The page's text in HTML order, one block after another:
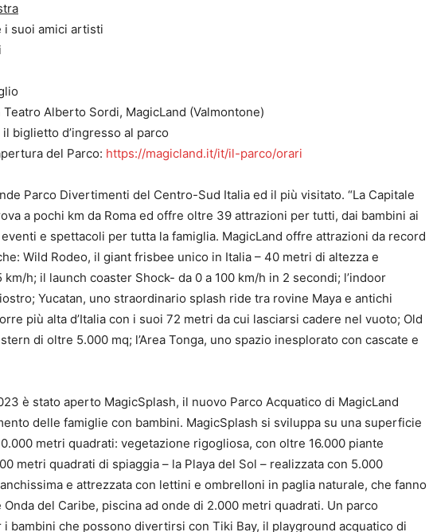
suoi amici artisti
Teatro Alberto Sordi, MagicLand (Valmontone)
biglietto d’ingresso al parco
del Parco: https://magicland.it/it/il-parco/orari
Parco Divertimenti del Centro-Sud Italia ed il più visitato. “La Capitale
a pochi km da Roma ed offre oltre 39 attrazioni per tutti, dai bambini ai
e spettacoli per tutta la famiglia. MagicLand offre attrazioni da record
Wild Rodeo, il giant frisbee unico in Italia – 40 metri di altezza e
km/h; il launch coaster Shock- da 0 a 100 km/h in 2 secondi; l’indoor
Yucatan, uno straordinario splash ride tra rovine Maya e antichi
più alta d’Italia con i suoi 72 metri da cui lasciarsi cadere nel vuoto; Old
di oltre 5.000 mq; l’Area Tonga, uno spazio inesplorato con cascate e
è stato aperto MagicSplash, il nuovo Parco Acquatico di MagicLand
delle famiglie con bambini. MagicSplash si sviluppa su una superficie
metri quadrati: vegetazione rigogliosa, con oltre 16.000 piante
metri quadrati di spiaggia – la Playa del Sol – realizzata con 5.000
e attrezzata con lettini e ombrelloni in paglia naturale, che fanno
del Caribe, piscina ad onde di 2.000 metri quadrati. Un parco
bambini che possono divertirsi con Tiki Bay, il playground acquatico di